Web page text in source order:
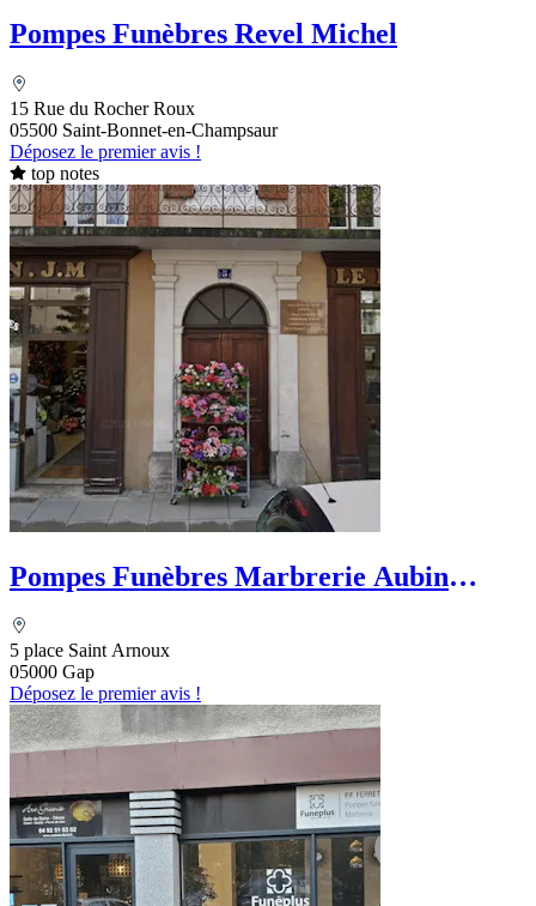
Pompes Funèbres Revel Michel
15 Rue du Rocher Roux
05500 Saint-Bonnet-en-Champsaur
Déposez le premier avis !
top notes
Pompes Funèbres Marbrerie Aubin
5 place Saint Arnoux
05000 Gap
Déposez le premier avis !